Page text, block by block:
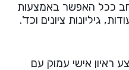
ככל האפשר באמצעות
גיליונות ציונים וכד'.
ראיון אישי עמוק עם